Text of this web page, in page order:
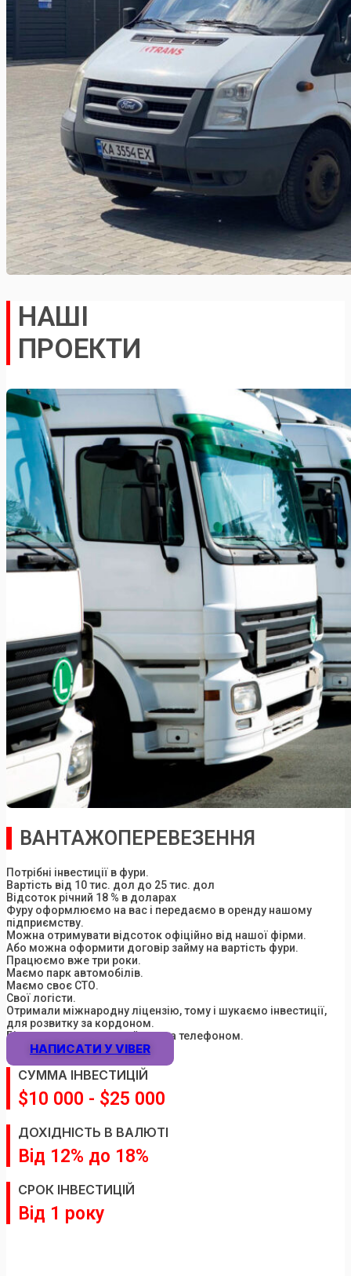
НАШI
ПРОЕКТИ
ВАНТАЖОПЕРЕВЕЗЕННЯ
Потрібні інвестиції в фури.
Вартість від 10 тис. дол до 25 тис. дол
Відсоток річний 18 % в доларах
Фуру оформлюємо на вас і передаємо в оренду нашому
підприємству.
Можна отримувати відсоток офіційно від нашої фірми.
Або можна оформити договір займу на вартість фури.
Працюємо вже три роки.
Маємо парк автомобілів.
Маємо своє СТО.
Свої логісти.
Отримали міжнародну ліцензію, тому і шукаємо інвестиції,
для розвитку за кордоном.
Більш детально звертайтесь за телефоном.
НАПИСАТИ У VIBER
СУММА IНВЕСТИЦIЙ
$10 000 - $25 000
ДОХIДНIСТЬ В ВАЛЮТI
Вiд 12% до 18%
СРОК IНВЕСТИЦIЙ
Вiд 1 року